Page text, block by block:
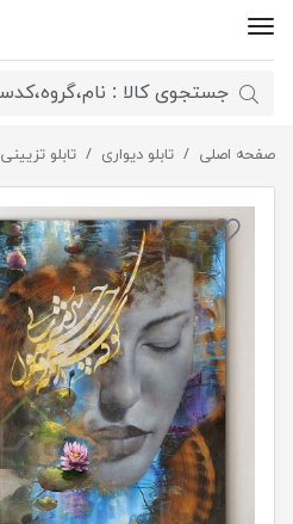
صفحه اصلی تابلو دیواری تابلو
تابلو بوم نقاشیخط هنری مدرن ایرانی